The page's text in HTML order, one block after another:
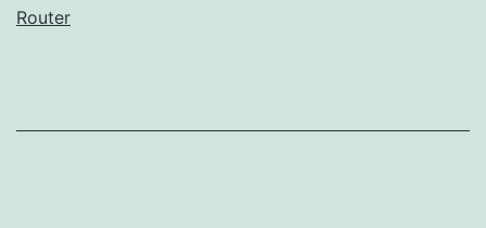
Router